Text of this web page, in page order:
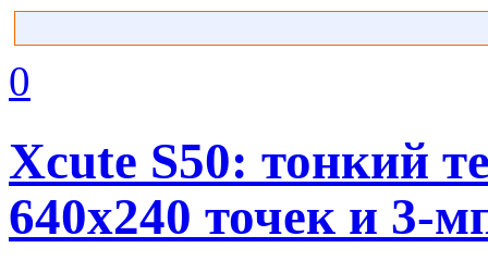
0
Xcute S50: тонкий
640х240 точек и 3-